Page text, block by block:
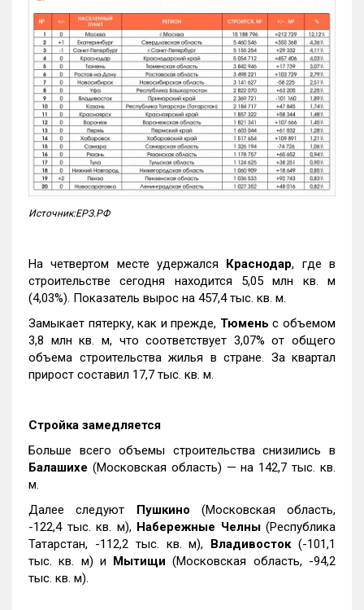
Источник:ЕРЗ.РФ
На четвертом месте удержался Краснодар, где в
строительстве сегодня находится 5,05 млн кв. м
(4,03%). Показатель вырос на 457,4 тыс. кв. м.
Замыкает пятерку, как и прежде, Тюмень с объемом
3,8 млн кв. м, что соответствует 3,07% от общего
объема строительства жилья в стране. За квартал
прирост составил 17,7 тыс. кв. м.
Стройка замедляется
Больше всего объемы строительства снизились в
Балашихе (Московская область) — на 142,7 тыс. кв.
м.
Далее следуют Пушкино (Московская область,
-122,4 тыс. кв. м), Набережные Челны(Республика
Татарстан, -112,2 тыс. кв. м), Владивосток(-101,1
тыс. кв. м) и Мытищи (Московская область, -94,2
тыс. кв. м).